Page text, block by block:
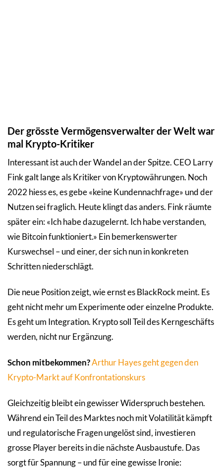
Der grösste Vermögensverwalter der Welt war
mal Krypto-Kritiker
Interessant ist auch der Wandel an der Spitze. CEO Larry
Fink galt lange als Kritiker von Kryptowährungen. Noch
2022 hiess es, es gebe «keine Kundennachfrage» und der
Nutzen sei fraglich. Heute klingt das anders. Fink räumte
später ein: «Ich habe dazugelernt. Ich habe verstanden,
wie Bitcoin funktioniert.» Ein bemerkenswerter
Kurswechsel – und einer, der sich nun in konkreten
Schritten niederschlägt.
Die neue Position zeigt, wie ernst es BlackRock meint. Es
geht nicht mehr um Experimente oder einzelne Produkte.
Es geht um Integration. Krypto soll Teil des Kerngeschäfts
werden, nicht nur Ergänzung.
Schon mitbekommen?Arthur Hayes geht gegen den
Krypto-Markt auf Konfrontationskurs
Gleichzeitig bleibt ein gewisser Widerspruch bestehen.
Während ein Teil des Marktes noch mit Volatilität kämpft
und regulatorische Fragen ungelöst sind, investieren
grosse Player bereits in die nächste Ausbaustufe. Das
sorgt für Spannung – und für eine gewisse Ironie: